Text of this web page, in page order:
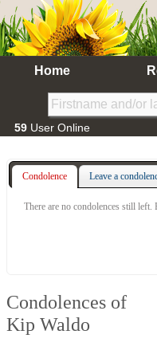
Home
59 User Online
Condolence Leave a
There are no condolences still left.
Condolences of
Kip Waldo